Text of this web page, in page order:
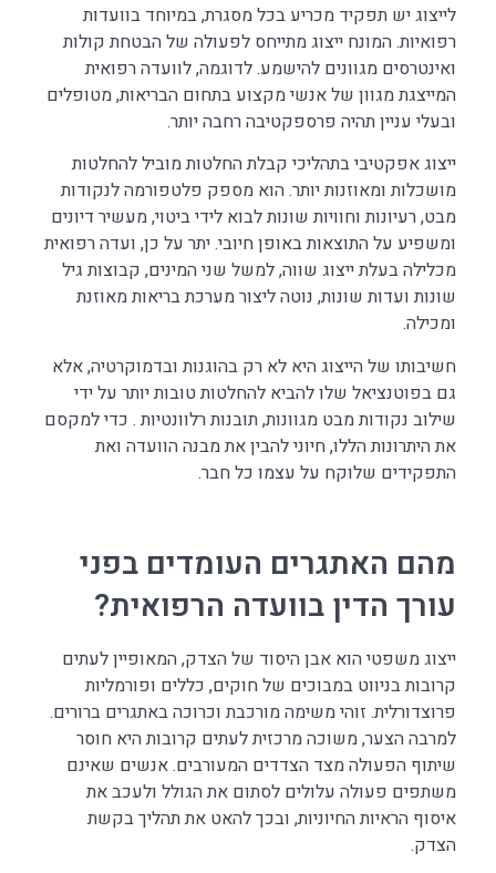
לייצוג יש תפקיד מכריע בכל מסגרת, במיוחד בוועדות
רפואיות. המונח ייצוג מתייחס לפעולה של הבטחת קולות
ואינטרסים מגוונים להישמע. לדוגמה, לוועדה רפואית
המייצגת מגוון של אנשי מקצוע בתחום הבריאות, מטופלים
ובעלי עניין תהיה פרספקטיבה רחבה יותר.
ייצוג אפקטיבי בתהליכי קבלת החלטות מוביל להחלטות
מושכלות ומאוזנות יותר. הוא מספק פלטפורמה לנקודות
מבט, רעיונות וחוויות שונות לבוא לידי ביטוי, מעשיר דיונים
ומשפיע על התוצאות באופן חיובי. יתר על כן, ועדה רפואית
מכלילה בעלת ייצוג שווה, למשל שני המינים, קבוצות גיל
שונות ועדות שונות, נוטה ליצור מערכת בריאות מאוזנת
ומכילה.
חשיבותו של הייצוג היא לא רק בהוגנות ובדמוקרטיה, אלא
גם בפוטנציאל שלו להביא להחלטות טובות יותר על ידי
שילוב נקודות מבט מגוונות, תובנות רלוונטיות . כדי למקסם
את היתרונות הללו, חיוני להבין את מבנה הוועדה ואת
התפקידים שלוקח על עצמו כל חבר.
מהם האתגרים העומדים בפני
עורך הדין בוועדה הרפואית?
ייצוג משפטי הוא אבן היסוד של הצדק, המאופיין לעתים
קרובות בניווט במבוכים של חוקים, כללים ופורמליות
פרוצדורלית. זוהי משימה מורכבת וכרוכה באתגרים ברורים.
למרבה הצער, משוכה מרכזית לעתים קרובות היא חוסר
שיתוף הפעולה מצד הצדדים המעורבים. אנשים שאינם
משתפים פעולה עלולים לסתום את הגולל ולעכב את
איסוף הראיות החיוניות, ובכך להאט את תהליך בקשת
הצדק.